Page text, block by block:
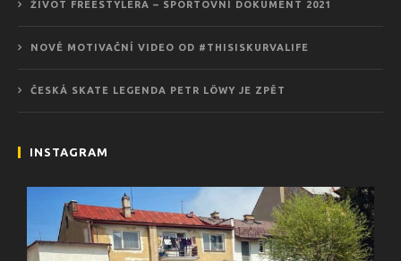
ŽIVOT FREESTYLERA – SPORTOVNÍ DOKUMENT 2021
NOVÉ MOTIVAČNÍ VIDEO OD #THISISKURVALIFE
ČESKÁ SKATE LEGENDA PETR LÖWY JE ZPĚT
INSTAGRAM